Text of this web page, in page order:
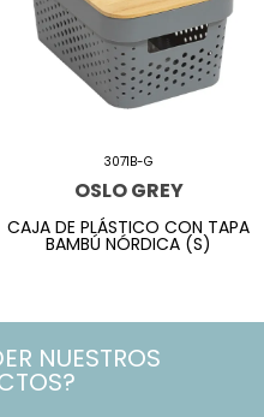
3071B-G
OSLO GREY
CAJA DE PLÁSTICO CON TAPA
BAMBÚ NÓRDICA (S)
NUESTROS